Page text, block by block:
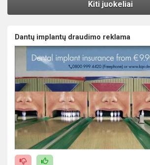
Kiti juokeliai
Dantų implantų draudimo reklama